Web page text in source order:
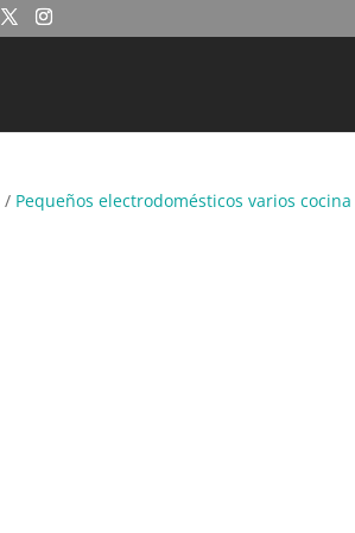
/ Pequeños electrodomésticos varios cocina